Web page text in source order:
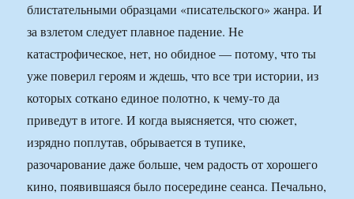
блистательными образцами «писательского» жанра. И
за взлетом следует плавное падение. Не
катастрофическое, нет, но обидное — потому, что ты
уже поверил героям и ждешь, что все три истории, из
которых соткано единое полотно, к чему-то да
приведут в итоге. И когда выясняется, что сюжет,
изрядно поплутав, обрывается в тупике,
разочарование даже больше, чем радость от хорошего
кино, появившаяся было посередине сеанса. Печально,